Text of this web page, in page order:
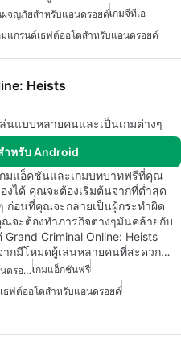
จญภัยสำหรับแอนดรอยด์เกมจีทีเอ
มแกรนด์เธฟต์ออโตสำหรับแอนดรอยด์
Heists
นแบบหลายคนและเป็นเกมต่างๆ
ำหรับ Android
กมแอ็คชันและเกมบทบาทฟรีที่คุณ
งได้ คุณจะต้องเริ่มต้นจากที่ต่ำสุด
ก่อนที่คุณจะกลายเป็นผู้กระทำผิด
จะต้องทำภารกิจต่างๆมันคล้ายกับ
Criminal Online: Heists
กมีโหมดผู้เล่นหลายคนที่สะดวก…
เกมแอคชั่นผู้เล่นหลายคนสำหรับแอนดรอยด์ เกมแอ็กชันฟรี
ธฟต์ออโตสำหรับแอนดรอยด์